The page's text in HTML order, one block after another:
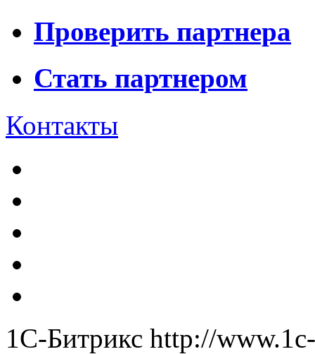
Проверить партнера
Стать партнером
Контакты
1С-Битрикс http://